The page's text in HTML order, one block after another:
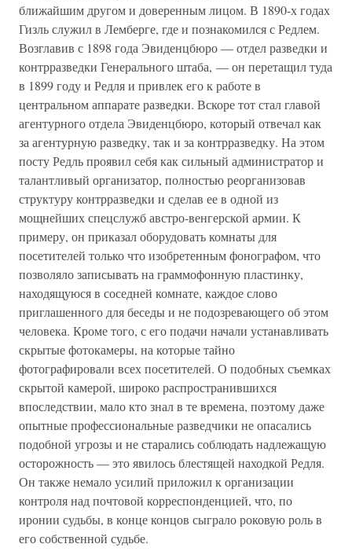
ближайшим другом и доверенным лицом. В 1890-х годах
Гизль служил в Лемберге, где и познакомился с Редлем.
Возглавив с 1898 года Эвиденцбюро — отдел разведки и
контрразведки Генерального штаба, — он перетащил туда
в 1899 году и Редля и привлек его к работе в
центральном аппарате разведки. Вскоре тот стал главой
агентурного отдела Эвиденцбюро, который отвечал как
за агентурную разведку, так и за контрразведку. На этом
посту Редль проявил себя как сильный администратор и
талантливый организатор, полностью реорганизовав
структуру контрразведки и сделав ее в одной из
мощнейших спецслужб австро-венгерской армии. К
примеру, он приказал оборудовать комнаты для
посетителей только что изобретенным фонографом, что
позволяло записывать на граммофонную пластинку,
находящуюся в соседней комнате, каждое слово
приглашенного для беседы и не подозревающего об этом
человека. Кроме того, с его подачи начали устанавливать
скрытые фотокамеры, на которые тайно
фотографировали всех посетителей. О подобных съемках
скрытой камерой, широко распространившихся
впоследствии, мало кто знал в те времена, поэтому даже
опытные профессиональные разведчики не опасались
подобной угрозы и не старались соблюдать надлежащую
осторожность — это явилось блестящей находкой Редля.
Он также немало усилий приложил к организации
контроля над почтовой корреспонденцией, что, по
иронии судьбы, в конце концов сыграло роковую роль в
его собственной судьбе.